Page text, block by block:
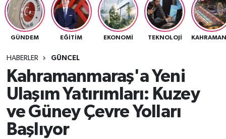
GÜNDEM EĞITIM EKONOMI TEKNOLOJI
HABERLER GÜNCEL
Kahramanmaraş'a Yeni
Ulaşım Yatırımları: Kuzey
ve Güney Çevre Yolları
Başlıyor
Eğitim
Ekonomi
Güncel
Gündem
Magazin
Politika
Namaz Vakitleri
Trafik Durumu
Süper Lig Puan Durumu ve Fikstür
Tüm Manşetler
Son Dakika Haberleri
Haber Arşivi